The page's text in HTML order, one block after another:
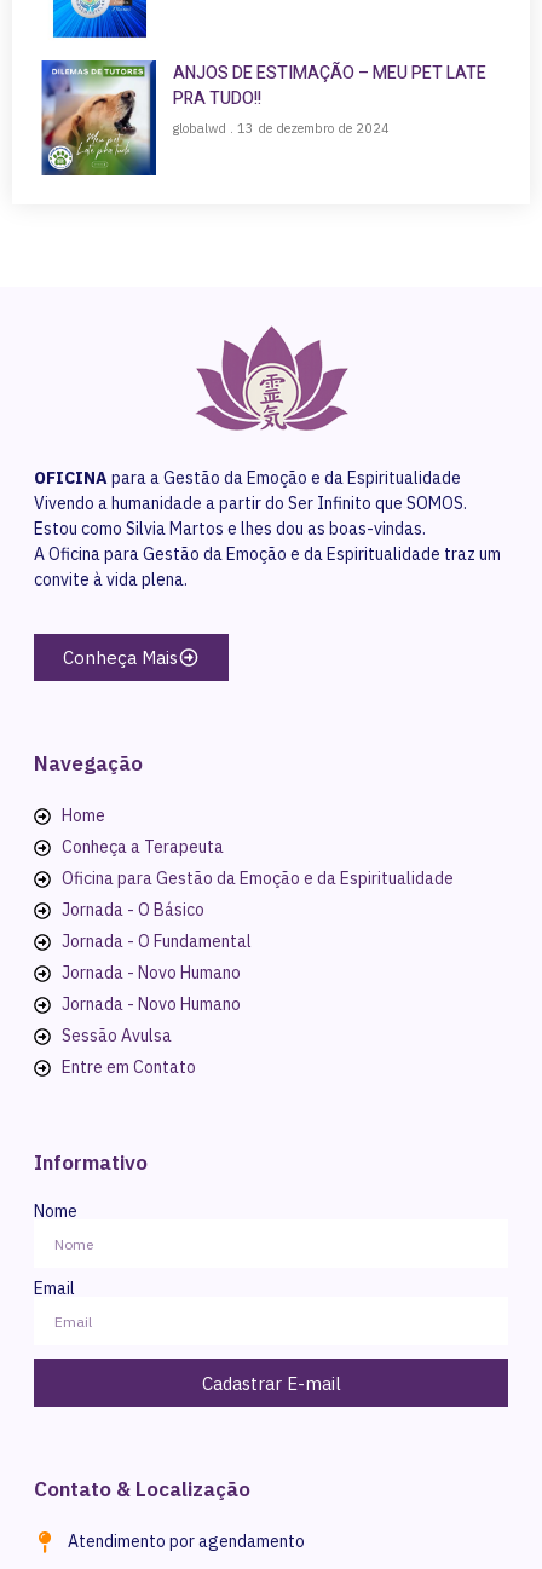
ANJOS DE ESTIMAÇÃO – MEU PET LATE
PRA TUDO!!
globalwd 13 de dezembro de 2024
OFICINApara a Gestão da Emoção e da Espiritualidade
Vivendo a humanidade a partir do Ser Infinito que SOMOS.
Estou como Silvia Martos e lhes dou as boas-vindas.
A Oficina para Gestão da Emoção e da Espiritualidade traz um
convite à vida plena.
Conheça Mais
Navegação
Home
Conheça a Terapeuta
Oficina para Gestão da Emoção e da Espiritualidade
Jornada - O Básico
Jornada - O Fundamental
Jornada - Novo Humano
Jornada - Novo Humano
Sessão Avulsa
Entre em Contato
Informativo
Nome
Email
Cadastrar E-mail
Contato & Localização
Atendimento por agendamento